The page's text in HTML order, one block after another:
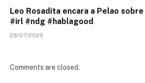
Leo Rosadita encara a Pelao sobre
#irl #ndg #hablagood
28/07/2026
Comments are closed.